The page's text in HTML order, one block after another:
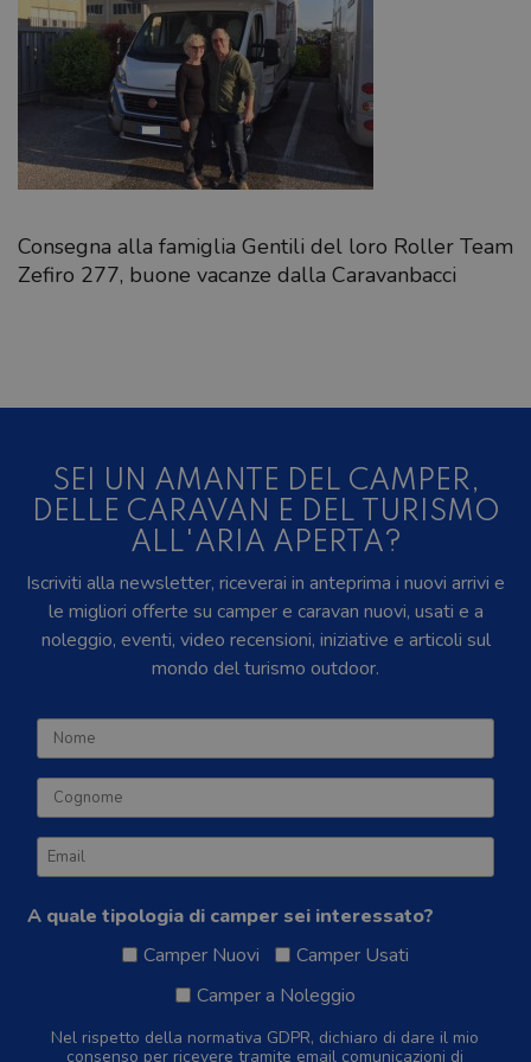
Consegna alla famiglia Gentili del loro Roller Team
Zefiro 277, buone vacanze dalla Caravanbacci
SEI UN AMANTE DEL CAMPER,
DELLE CARAVAN E DEL TURISMO
ALL'ARIA APERTA?
Iscriviti alla newsletter, riceverai in anteprima i nuovi arrivi e
le migliori offerte su camper e caravan nuovi, usati e a
noleggio, eventi, video recensioni, iniziative e articoli sul
mondo del turismo outdoor.
A quale tipologia di camper sei interessato?
Camper Nuovi
Camper Usati
Camper a Noleggio
Nel rispetto della normativa GDPR, dichiaro di dare il mio
consenso per ricevere tramite email comunicazioni di